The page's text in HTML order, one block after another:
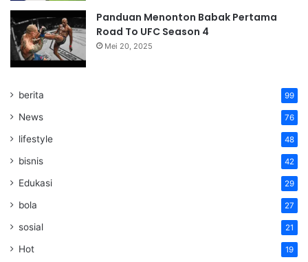
Panduan Menonton Babak Pertama
Road To UFC Season 4
Mei 20, 2025
berita 99
News 76
lifestyle 48
bisnis 42
Edukasi 29
bola 27
sosial 21
Hot 19